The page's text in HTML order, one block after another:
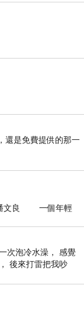
還是免費提供的那一
年輕
次泡冷水澡， 感覺
後來打雷把我吵